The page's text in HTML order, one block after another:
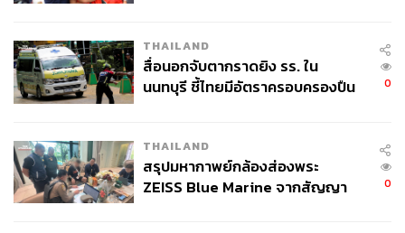
THAILAND
สื่อนอกจับตากราดยิง รร. ใน
นนทบุรี ชี้ไทยมีอัตราครอบครองปืน
0
THAILAND
สรุปมหากาพย์กล้องส่องพระ
ZEISS Blue Marine จากสัญญา
0